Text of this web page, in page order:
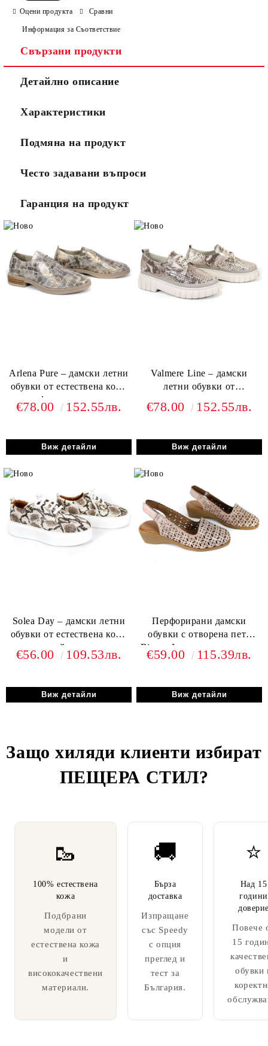
Ние ще се свържем с вас в рамките на работния ден.
Оцени продукта Сравни
Информация за Съответствие
Свързани продукти
Детайлно описание
Характеристики
Подмяна на продукт
Често задавани въпроси
Гаранция на продукт
Arlena Pure – дамски летни
обувки от естествена кожа
с перфорация и златист
кроко ефект
€78.00 152.55лв.
Виж детайли
Valmere Line – дамски
летни обувки от
перфорация в бежово
€78.00 152.55лв.
Виж детайли
Solea Day – дамски летни
обувки от естествена кожа
със змийски принт
€56.00 109.53лв.
Виж детайли
Перфорирани дамски
обувки с отворена пета
Bianca Lorenzo в розово от
естествена кожа – комфорт
€59.00 115.39лв.
Виж детайли
Защо хиляди клиенти избират
ПЕЩЕРА СТИЛ?
🥾
100% естествена
кожа
Подбрани
модели от
естествена кожа
и
висококачествени
материали.
🚚
Бърза
доставка
Изпращане
със Speedy
с опция
преглед и
тест за
България.
⭐
Над 15
години
Повече
15
обувки